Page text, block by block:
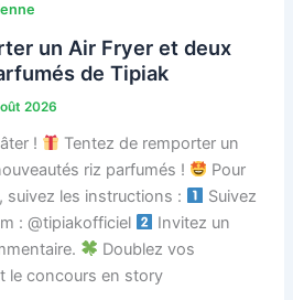
un Air Fryer et deux
de Tipiak
2026
!
Tentez de remporter un
riz parfumés !
Pour
suivez les instructions :
Suivez
: @tipiakofficiel
Invitez un
Doublez vos
le concours en story